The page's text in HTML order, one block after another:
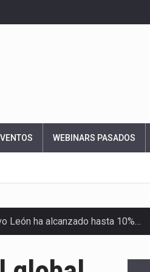
WEBINARS PASADOS
León ha alcanzado hasta 10%…